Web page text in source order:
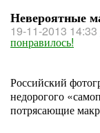
Невероятные
19-11-2013 14:33
понравилось!
Российский
недорогого
потрясающие